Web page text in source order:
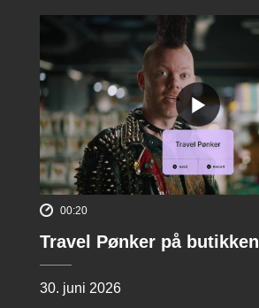
00:20
Travel Pønker på butikken
30. juni 2026